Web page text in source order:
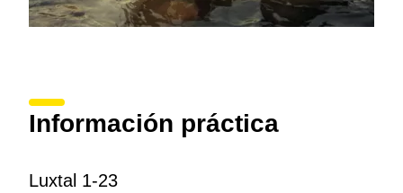
Información práctica
Luxtal 1-23